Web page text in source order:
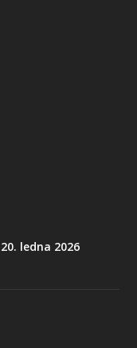
ledna 2026